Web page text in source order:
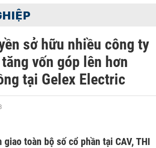
sở hữu nhiều công ty
vốn góp lên hơn
tại Gelex Electric
giao toàn bộ số cổ phần tại CAV, THI